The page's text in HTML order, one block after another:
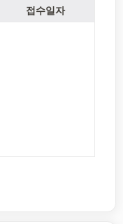
접수일자